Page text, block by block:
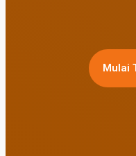
Mulai